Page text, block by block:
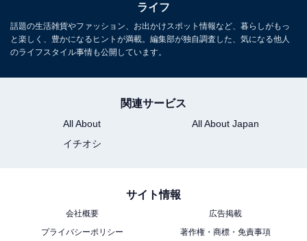
ライフ
話題の生活雑貨やファッション、お出かけスポット情報など、暮らしがもっ
と楽しく、豊かになるヒントが満載。編集部が独自調査した、気になる他人
のライフスタイル事情も公開しています。
関連サービス
All About
All About Japan
イチオシ
サイト情報
会社概要
広告掲載
プライバシーポリシー
著作権・商標・免責事項